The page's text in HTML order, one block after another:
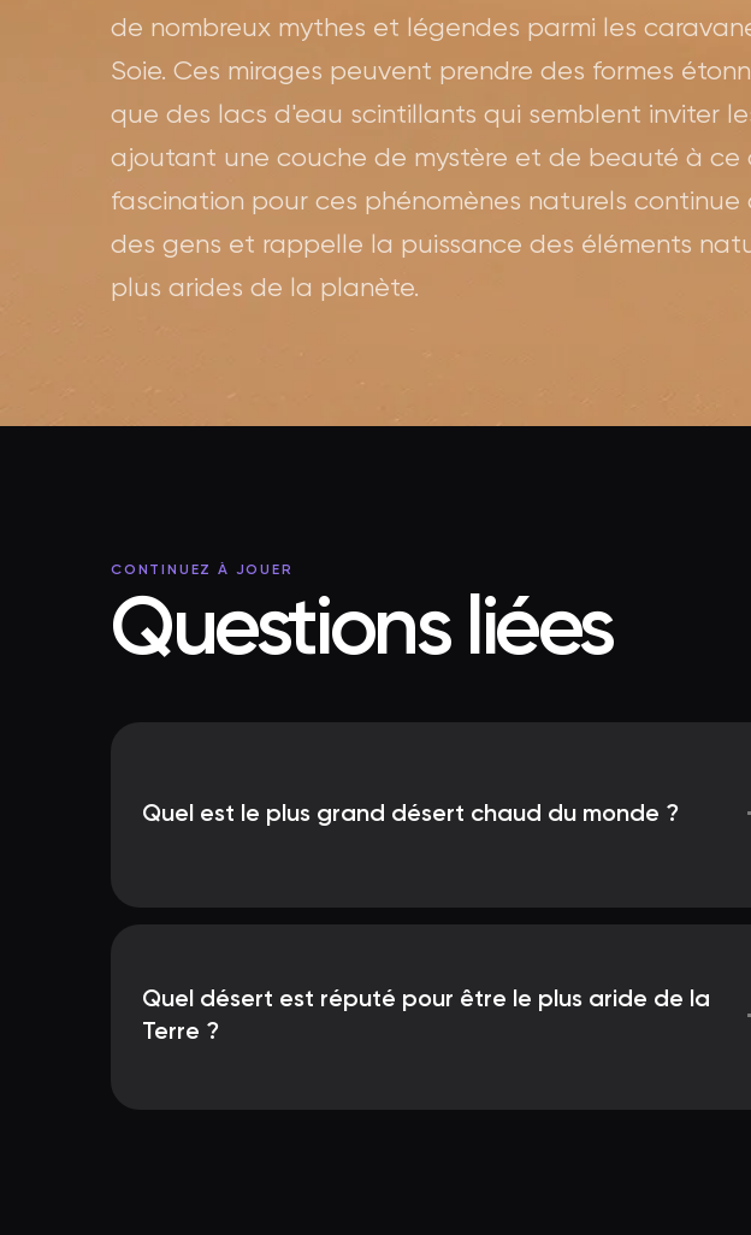
de nombreux mythes et légendes parmi les
Soie. Ces mirages peuvent prendre des formes
que des lacs d'eau scintillants qui semblent inviter
ajoutant une couche de mystère et de beauté à ce
fascination pour ces phénomènes naturels
des gens et rappelle la puissance des éléments
plus arides de la planète.
CONTINUEZ À JOUER
Questions liées
Quel est le plus grand désert chaud du monde ?
Quel désert est réputé pour être le plus aride de la
Terre ?